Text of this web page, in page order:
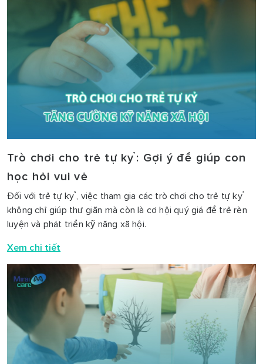
Trò chơi cho trẻ tự kỷ: Gợi ý để giúp con
học hỏi vui vẻ
Đối với trẻ tự kỷ, việc tham gia các trò chơi cho trẻ tự kỷ
không chỉ giúp thư giãn mà còn là cơ hội quý giá để trẻ rèn
luyện và phát triển kỹ năng xã hội.
Xem chi tiết